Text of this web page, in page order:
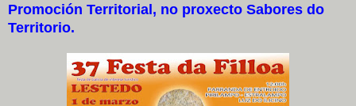
Promoción Territorial, no proxecto Sabores do
Territorio.